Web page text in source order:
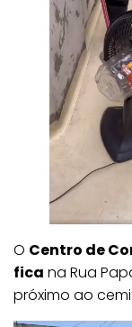
O Centro de
fica na Rua
próximo ao